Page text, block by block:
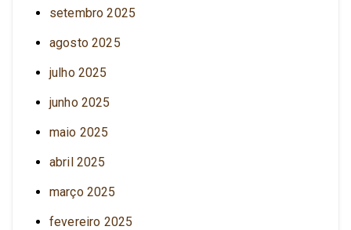
setembro 2025
agosto 2025
julho 2025
junho 2025
maio 2025
abril 2025
março 2025
fevereiro 2025